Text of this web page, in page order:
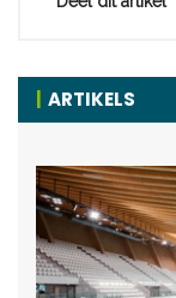
ARTIKELS